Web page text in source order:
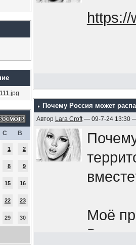
С В
1 2
8 9
15 16
22 23
29 30
https://
Почему Россия может
Автор Lara Croft— 09-7-24 13:30
Моё
Всу